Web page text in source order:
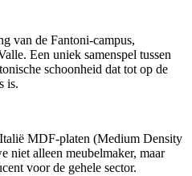
van de Fantoni-campus,
Een uniek samenspel tussen
schoonheid dat tot op de
is.
MDF-platen (Medium Density
niet alleen meubelmaker, maar
voor de gehele sector.